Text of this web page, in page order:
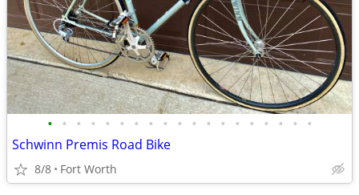
• • • • • • • • • • • • • • • • • • •
Schwinn Premis Road Bike
8/8 Fort Worth